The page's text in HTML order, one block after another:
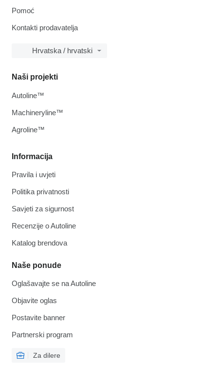
Pomoć
Kontakti prodavatelja
Hrvatska / hrvatski
Informacija
Pravila i uvjeti
Politika privatnosti
Savjeti za sigurnost
Recenzije o Autoline
Katalog brendova
Naše ponude
Oglašavajte se na Autoline
Objavite oglas
Postavite banner
Partnerski program
Za dilere
Naši projekti
Autoline™
Machineryline™
Agroline™